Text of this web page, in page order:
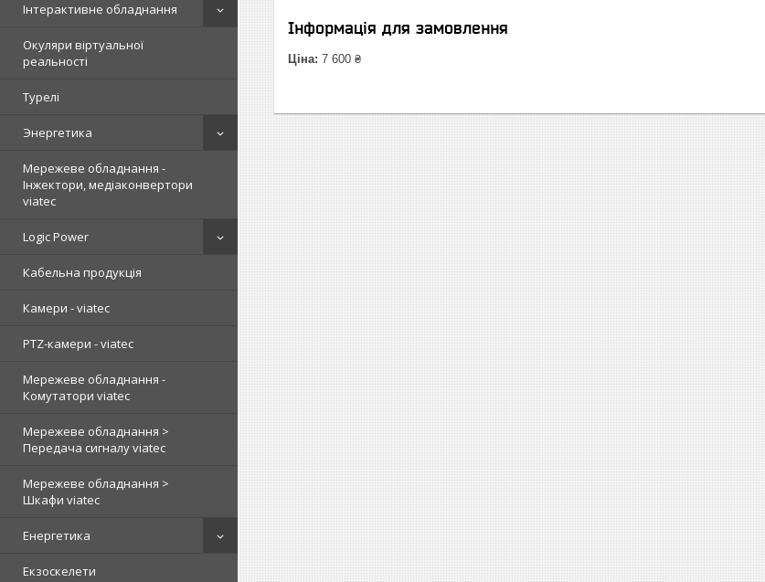
Інтерактивне обладнання
Окуляри віртуальної
реальності
Турелі
Энергетика
Мережеве обладнання -
Інжектори, медіаконвертори
viatec
Logic Power
Кабельна продукція
Камери - viatec
PTZ-камери - viatec
Мережеве обладнання -
Комутатори viatec
Мережеве обладнання >
Передача сигналу viatec
Мережеве обладнання >
Шкафи viatec
Енергетика
Екзоскелети
Інформація для замовлення
Ціна: 7 600 ₴